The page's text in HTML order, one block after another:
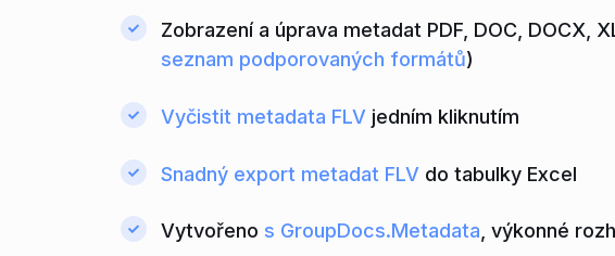
Zobrazení a úprava metadat PDF, DOC, DOCX,
seznam podporovaných formátů)
Vyčistit metadata FLV jedním kliknutím
Snadný export metadat FLV do tabulky Excel
Vytvořeno s GroupDocs.Metadata , výkonné